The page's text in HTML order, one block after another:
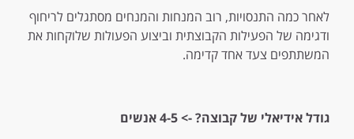
לאחר כמה התנסויות, רוב המנחות והמנחים מסתגלים לריחוף
ודגימה של הפעילות הקבוצתית וביצוע הפעולות שלוקחות את
המשתתפים צעד אחד קדימה.
גודל אידיאלי של קבוצה?-> 4-5 אנשים